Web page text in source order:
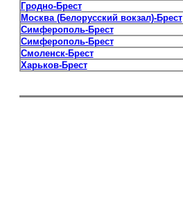
Гродно-Брест
Москва (Белорусский вокзал)-Брест
Симферополь-Брест
Симферополь-Брест
Смоленск-Брест
Харьков-Брест